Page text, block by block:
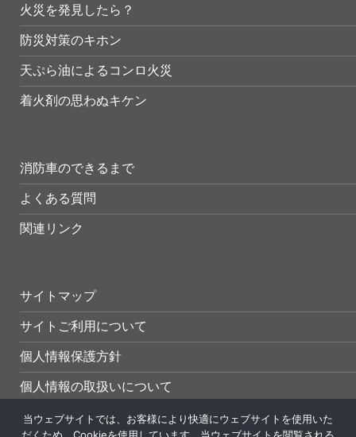
火災を発見したら？
防災対策のキホン
天ぷら油によるコンロ火災
着火剤の思わぬキケン
消防車のできるまで
よくある質問
関連リンク
サイトマップ
サイトご利用について
個人情報保護方針
個人情報の取扱いについて
当ウェブサイトでは、お客様により快適にウェブサイトを使用いた